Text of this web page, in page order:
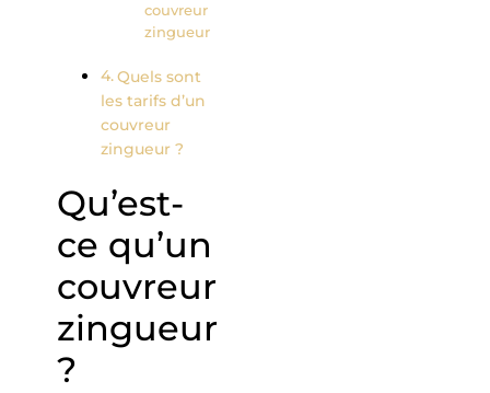
couvreur
zingueur
Quels sont
les tarifs d’un
couvreur
zingueur ?
Qu’est-
ce qu’un
couvreur
zingueur
?